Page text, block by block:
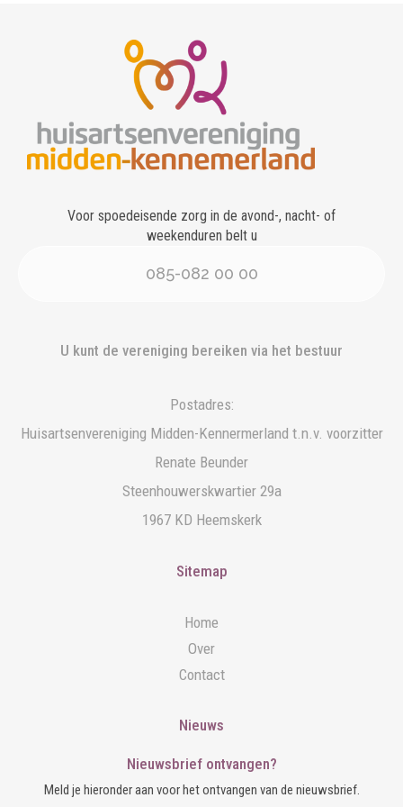
Voor spoedeisende zorg in de avond-, nacht- of
weekenduren belt u
085-082 00 00
U kunt de vereniging bereiken via het bestuur
Postadres:
Huisartsenvereniging Midden-Kennermerland t.n.v. voorzitter
Renate Beunder
Steenhouwerskwartier 29a
1967 KD Heemskerk
Sitemap
Home
Over
Contact
Nieuws
Nieuwsbrief ontvangen?
Meld je hieronder aan voor het ontvangen van de nieuwsbrief.